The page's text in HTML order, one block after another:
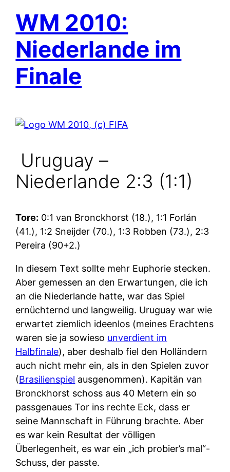
WM 2010:
Niederlande im
Finale
Uruguay –
Niederlande 2:3 (1:1)
Tore: 0:1 van Bronckhorst (18.), 1:1 Forlán
(41.), 1:2 Sneijder (70.), 1:3 Robben (73.), 2:3
Pereira (90+2.)
In diesem Text sollte mehr Euphorie stecken.
Aber gemessen an den Erwartungen, die ich
an die Niederlande hatte, war das Spiel
ernüchternd und langweilig. Uruguay war wie
erwartet ziemlich ideenlos (meines Erachtens
waren sie ja sowieso unverdient im
Halbfinale), aber deshalb fiel den Holländern
auch nicht mehr ein, als in den Spielen zuvor
(Brasilienspiel ausgenommen). Kapitän van
Bronckhorst schoss aus 40 Metern ein so
passgenaues Tor ins rechte Eck, dass er
seine Mannschaft in Führung brachte. Aber
es war kein Resultat der völligen
Überlegenheit, es war ein „ich probier’s mal“-
Schuss, der passte.